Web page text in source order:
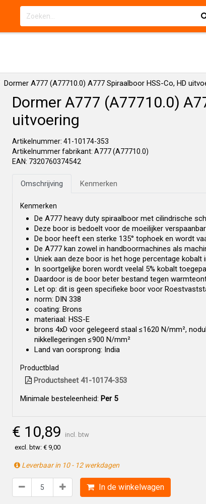
Dormer A777 (A77710.0) A777 Spiraalboor HSS-Co, HD
Dormer A777 (A77710.0)
uitvoering
Artikelnummer: 41-10174-353
Artikelnummer fabrikant: A777 (A77710.0)
EAN: 7320760374542
Omschrijving Kenmerken
Kenmerken
De A777 heavy duty spiraalboor met cilindrische
Deze boor is bedoelt voor de moeilijker
De boor heeft een sterke 135° tophoek en wordt
De A777 kan zowel in handboormachines als
Uniek aan deze boor is het hoge percentage kobalt
In soortgelijke boren wordt veelal 5% kobalt
Daardoor is de boor beter bestand tegen
Let op: dit is geen specifieke boor voor
norm: DIN 338
coating: Brons
materiaal: HSS-E
brons 4xD voor gelegeerd staal ≤1620 N/mm²,
nikkellegeringen ≤900 N/mm²
Land van oorsprong: India
Productblad
Productsheet 41-10174-353
Minimale besteleenheid: Per 5
€ 10,89
incl. btw
excl. btw: € 9,00
Leverbaar in 10 - 12 werkdagen
In de winkelwagen